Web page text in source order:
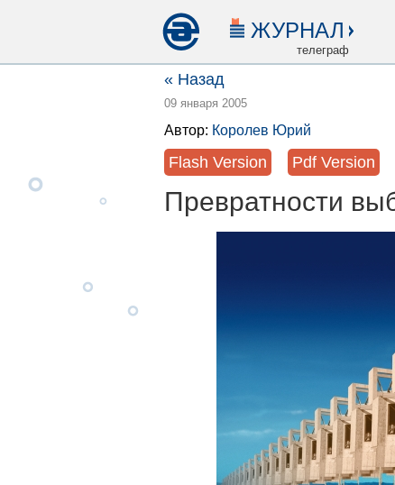
ЖУРНАЛ
телеграф
« Назад
09 января 2005
Автор: Королев Юрий
Flash Version Pdf Version
Превратности